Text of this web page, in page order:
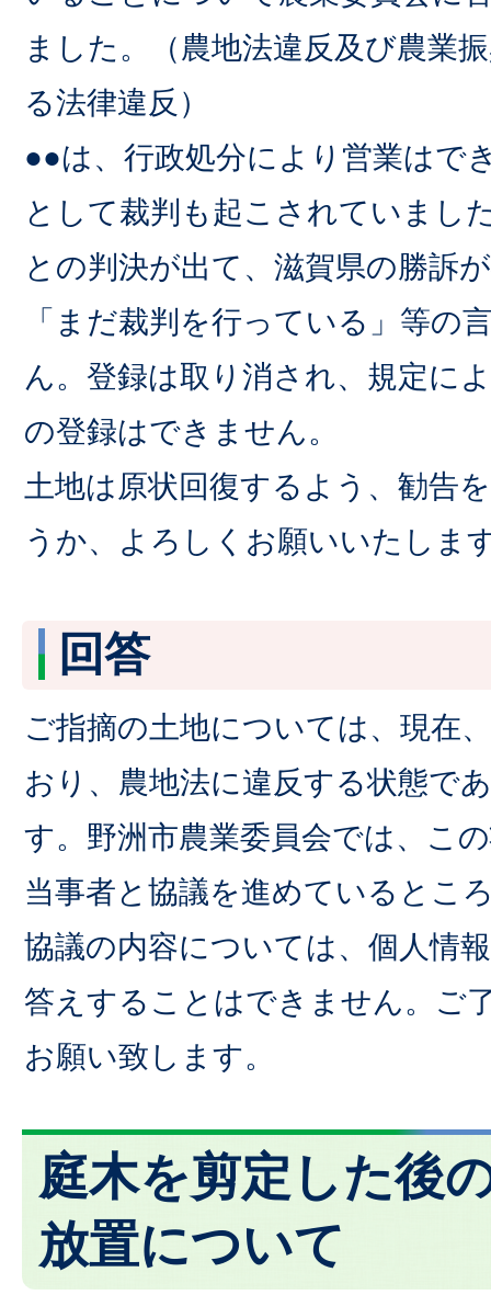
ました。（農地法違反及び農業
る法律違反）
●●は、行政処分により営業はで
として裁判も起こされていまし
との判決が出て、滋賀県の勝訴
「まだ裁判を行っている」等の
ん。登録は取り消され、規定に
の登録はできません。
土地は原状回復するよう、勧告
うか、よろしくお願いいたしま
回答
ご指摘の土地については、現在
おり、農地法に違反する状態で
す。野洲市農業委員会では、こ
当事者と協議を進めているとこ
協議の内容については、個人情
答えすることはできません。ご
お願い致します。
庭木を剪定した後
放置について